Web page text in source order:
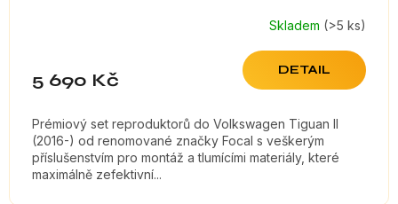
je
5
hvězdiček.
Skladem (>5 ks)
5 690 Kč DETAIL
Prémiový set reproduktorů do Volkswagen Tiguan II
(2016-) od renomované značky Focal s veškerým
příslušenstvím pro montáž a tlumícími materiály, které
maximálně zefektivní...